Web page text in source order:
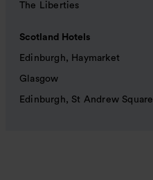
The Liberties
Scotland Hotels
Edinburgh, Haymarket
Glasgow
Edinburgh, St Andrew Square